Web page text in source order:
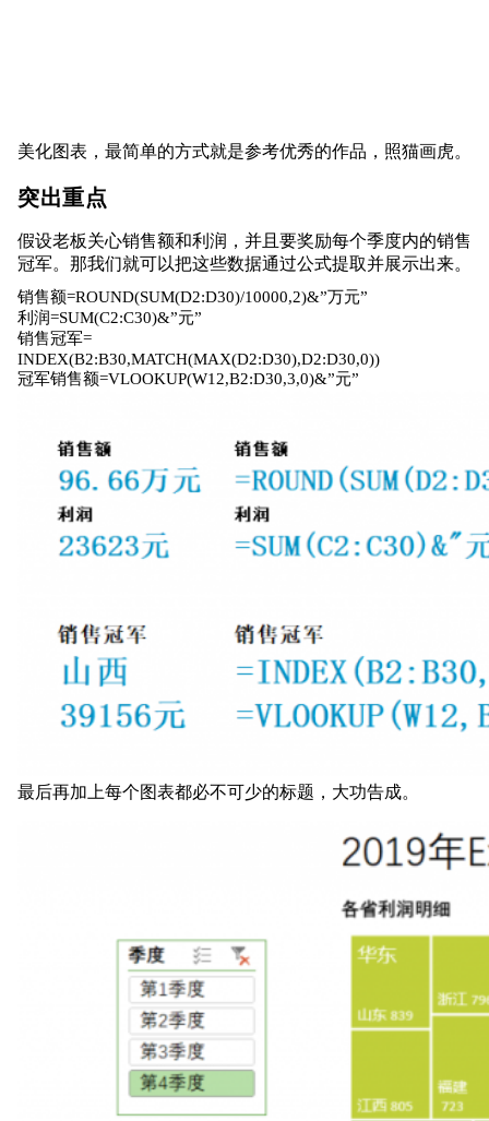
美化图表，最简单的方式就是参考优秀的作品，照猫画虎。
突出重点
假设老板关心销售额和利润，并且要奖励每个季度内的销售
冠军。那我们就可以把这些数据通过公式提取并展示出来。
销售额=ROUND(SUM(D2:D30)/10000,2)&”万元”
利润=SUM(C2:C30)&”元”
销售冠军=
INDEX(B2:B30,MATCH(MAX(D2:D30),D2:D30,0))
冠军销售额=VLOOKUP(W12,B2:D30,3,0)&”元”
最后再加上每个图表都必不可少的标题，大功告成。